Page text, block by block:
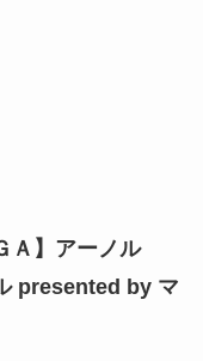
】 アーノル
presented by マ